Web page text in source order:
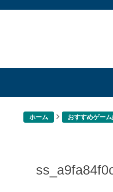
ホーム おすすめゲー